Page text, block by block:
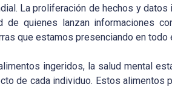
La proliferación de hechos y datos
quienes lanzan informaciones
que estamos presenciando en todo
ingeridos, la salud mental
de cada individuo. Estos alimentos